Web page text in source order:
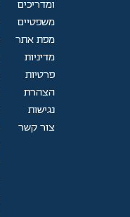
ומדריכים
משפטיים
מפת אתר
מדיניות
פרטיות
הצהרת
נגישות
צור קשר